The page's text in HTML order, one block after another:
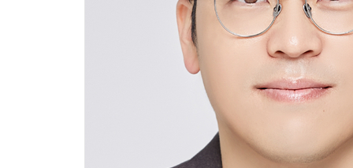
AI 시대의 옵저버빌리티: GPU·LLM 모니터링부터 AI 기반 장애 대응까지